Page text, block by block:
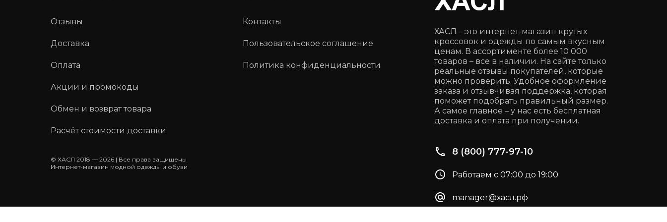
Отзывы
Доставка
Оплата
Акции и промокоды
Обмен и возврат товара
Расчёт стоимости доставки
© ХАСЛ 2018 — 2026 | Все права защищены
Интернет-магазин модной одежды и обуви
Контакты
Пользовательское соглашение
Политика конфиденциальности
ХАСЛ – это интернет-магазин крутых
кроссовок и одежды по самым вкусным
ценам. В ассортименте более 10 000
товаров – все в наличии. На сайте только
реальные отзывы покупателей, которые
можно проверить. Удобное оформление
заказа и отзывчивая поддержка, которая
поможет подобрать правильный размер.
А самое главное – у нас есть бесплатная
доставка и оплата при получении.
8 (800) 777-97-10
Работаем с 07:00 до 19:00
manager@хасл.рф